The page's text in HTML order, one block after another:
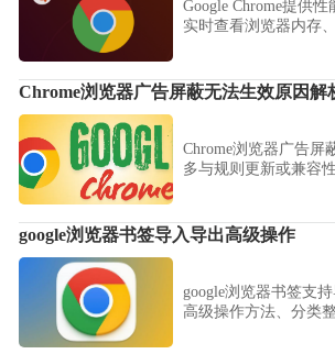
Google Chrome提供
实时查看浏览器内存
Chrome浏览器广告屏蔽无法生效原因解
Chrome浏览器广告屏
多与规则更新或兼容
google浏览器书签导入导出高级操作
google浏览器书签支
高级操作方法、分类